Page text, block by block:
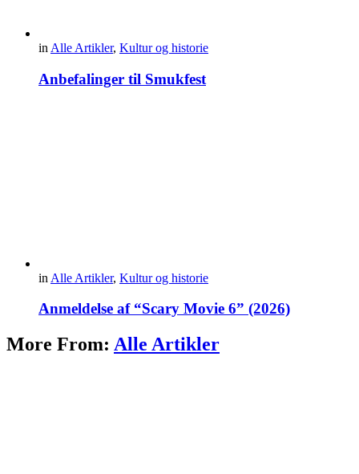
in Alle Artikler, Kultur og historie
Anbefalinger til Smukfest
in Alle Artikler, Kultur og historie
Anmeldelse af “Scary Movie 6” (2026)
More From: Alle Artikler